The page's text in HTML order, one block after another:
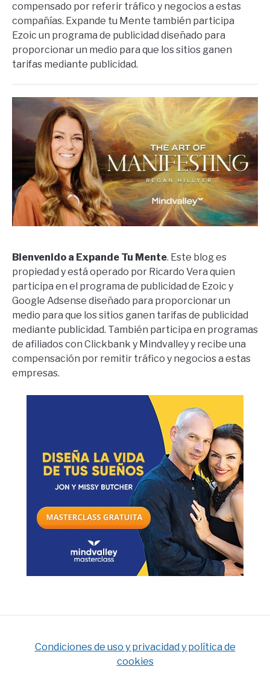
compensado por referir tráfico y negocios a estas
compañías. Expande tu Mente también participa
Ezoic un programa de publicidad diseñado para
proporcionar un medio para que los sitios ganen
tarifas mediante publicidad.
Bienvenido a Expande Tu Mente. Este blog es
propiedad y está operado por Ricardo Vera quien
participa en el programa de publicidad de Ezoic y
Google Adsense diseñado para proporcionar un
medio para que los sitios ganen tarifas de publicidad
mediante publicidad. También participa en programas
de afiliados con Clickbank y Mindvalley y recibe una
compensación por remitir tráfico y negocios a estas
empresas.
Condiciones de uso y privacidad y política de
cookies